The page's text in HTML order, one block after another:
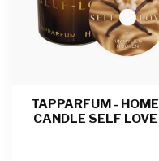
TAPPARFUM - HOME
CANDLE SELF LOVE